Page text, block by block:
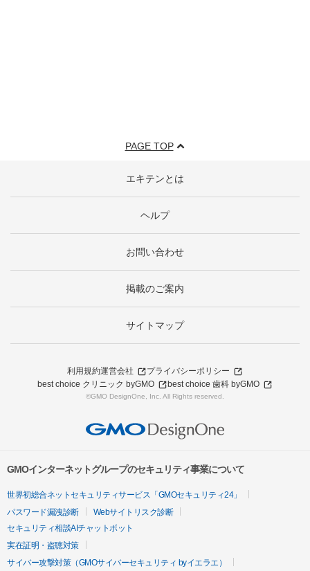
PAGE TOP
エキテンとは
ヘルプ
お問い合わせ
掲載のご案内
サイトマップ
利用規約運営会社
プライバシーポリシー
best choice クリニック byGMO
best choice 歯科 byGMO
©GMO DesignOne, Inc. All Rights reserved.
GMOインターネットグループのセキュリティ事業について
世界初総合ネットセキュリティサービス「GMOセキュリティ24」
パスワード漏洩診断
Webサイトリスク診断
セキュリティ相談AIチャットボット
実在証明・盗聴対策
サイバー攻撃対策（GMOサイバーセキュリティ byイエラエ）